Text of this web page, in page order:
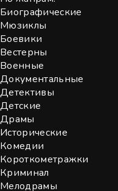
Биографические
Мюзиклы
Боевики
Вестерны
Военные
Документальные
Детективы
Детские
Драмы
Исторические
Комедии
Короткометражки
Криминал
Мелодрамы